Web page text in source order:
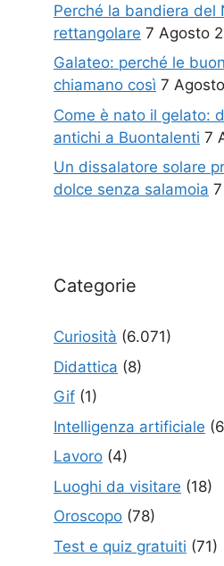
Perché la bandiera del
rettangolare 7 Agosto
Galateo: perché le
chiamano così 7
Come è nato il gelato:
antichi a Buontalenti 7
Un dissalatore solare
dolce senza salamoia
Categorie
Curiosità (6.071)
Didattica (8)
Gif (1)
Intelligenza artificiale
Lavoro (4)
Luoghi da visitare (18)
Oroscopo (78)
Test e quiz gratuiti (71)